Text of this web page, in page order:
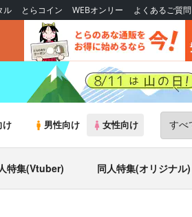
ル とらコイン WEBオンリー よくあるご質問
け 男性向け 女性向け
特集(Vtuber) 同人特集(オリジナル)